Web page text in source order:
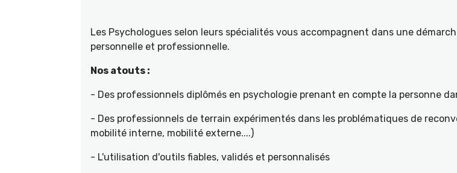
Les Psychologues selon leurs spécialités vous accompagnent dans une
personnelle et professionnelle.
Nos atouts :
- Des professionnels diplômés en psychologie prenant en compte la personne
- Des professionnels de terrain expérimentés dans les problématiques de
mobilité interne, mobilité externe....)
- L'utilisation d'outils fiables, validés et personnalisés